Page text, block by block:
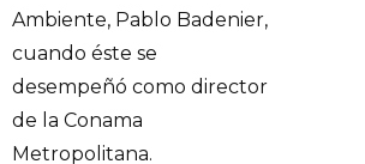
Ambiente, Pablo Badenier,
cuando éste se
desempeñó como director
de la Conama
Metropolitana.